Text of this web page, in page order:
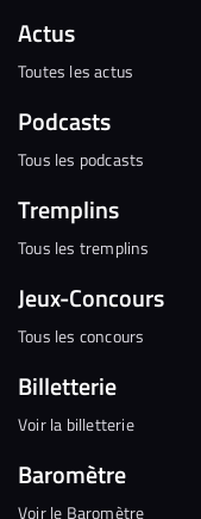
Actus
Toutes les actus
Podcasts
Tous les podcasts
Tremplins
Tous les tremplins
Jeux-Concours
Tous les concours
Billetterie
Voir la billetterie
Baromètre
Voir le Baromètre